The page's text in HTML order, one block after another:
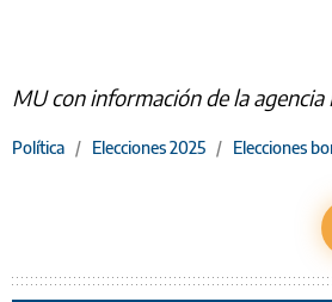
MU con información de la agencia
Política / Elecciones 2025 / Elecciones